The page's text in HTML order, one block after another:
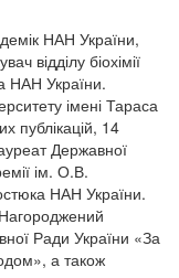
НАН України,
відділу біохімії
НАН України.
імені Тараса
публікацій, 14
Державної
ім. О.В.
НАН України.
Ради України «За
а також